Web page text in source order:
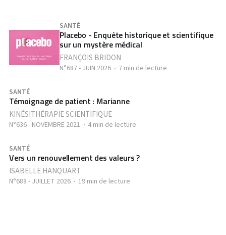
SANTÉ
Placebo - Enquête historique et scientifique
sur un mystère médical
FRANÇOIS BRIDON
N°687 - JUIN 2026 7 min de lecture
SANTÉ
Témoignage de patient : Marianne
KINÉSITHÉRAPIE SCIENTIFIQUE
N°636 - NOVEMBRE 2021 4 min de lecture
SANTÉ
Vers un renouvellement des valeurs ?
ISABELLE HANQUART
N°688 - JUILLET 2026 19 min de lecture